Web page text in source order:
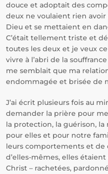
douce et adoptait des
deux ne voulaient rien avoir
Dieu et se mettaient en
C’était tellement triste et
toutes les deux et je veux
vivre à l’abri de la
me semblait que ma
endommagée et brisée de
J’ai écrit plusieurs fois au
demander la prière pour
la protection, la guérison,
pour elles et pour notre
leurs comportements et de
d’elles-mêmes, elles
Christ – rachetées,